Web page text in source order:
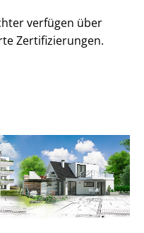
verfügen über
Zer­ti­fi­zie­run­gen.